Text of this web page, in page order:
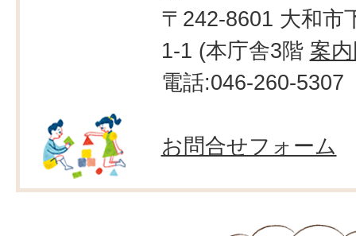
〒242-8601 大和市
1-1 (本庁舎3階 案
電話:046-260-5307
お問合せフォーム